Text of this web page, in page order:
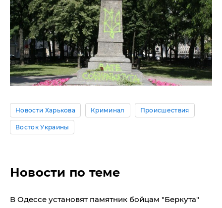
Новости Харькова Криминал Происшествия
Восток Украины
Новости по теме
В Одессе установят памятник бойцам "Беркута"